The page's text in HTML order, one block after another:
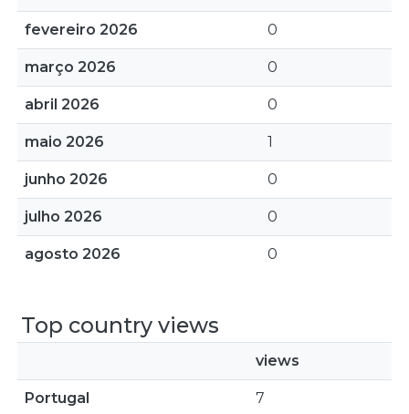
fevereiro 2026 0
março 2026 0
abril 2026 0
maio 2026 1
junho 2026 0
julho 2026 0
agosto 2026 0
Top country views
views
Portugal 7